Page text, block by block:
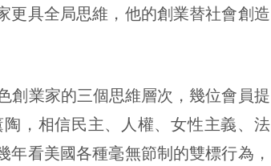
更具全局思維，他的創業替社會創造
業家的三個思維層次，幾位會員提
，相信民主、人權、女性主義、法
看美國各種毫無節制的雙標行為，